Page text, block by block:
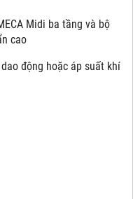
Midi ba tầng và bộ
cao
động hoặc áp suất khí